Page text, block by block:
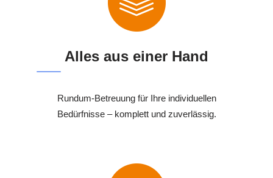
Alles aus einer Hand
Rundum-Betreuung für Ihre individuellen
Bedürfnisse – komplett und zuverlässig.